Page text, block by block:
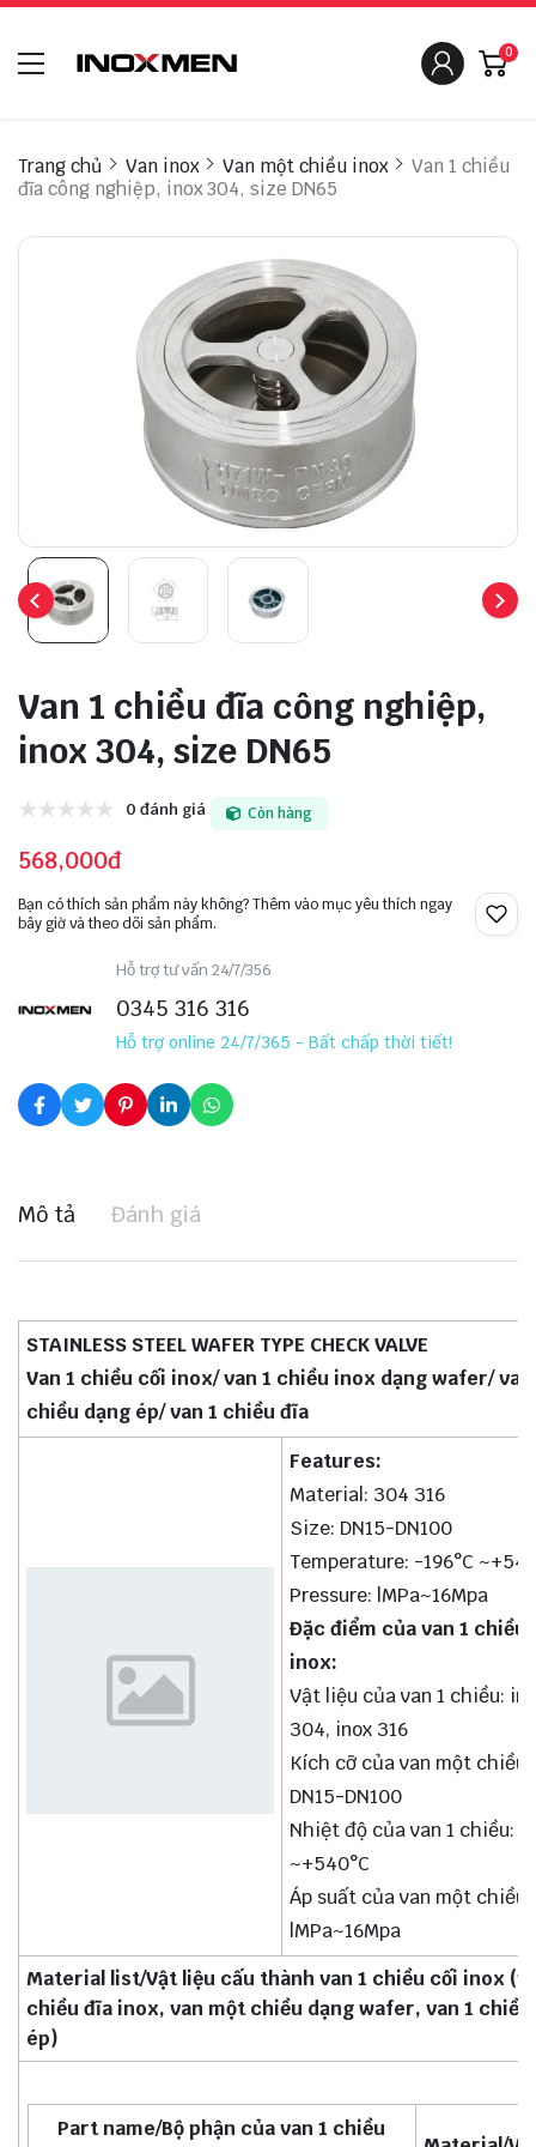
0
Trang chủ Van inox Van một chiều inox
Van 1 chiều
đĩa công nghiệp, inox 304, size DN65
Van 1 chiều đĩa công nghiệp,
inox 304, size DN65
0 đánh giá Còn hàng
568,000đ
Bạn có thích sản phẩm này không? Thêm vào mục yêu thích ngay
bây giờ và theo dõi sản phẩm.
Hỗ trợ tư vấn 24/7/356
0345 316 316
Hỗ trợ online 24/7/365 - Bất chấp thời tiết!
Mô tả Đánh giá
STAINLESS STEEL WAFER TYPE CHECK VALVE
Van 1 chiều cối inox/ van 1 chiều inox dạng wafer/ van
chiều dạng ép/ van 1 chiều đĩa
Features:
Material: 304 316
Size: DN15-DN100
Temperature: -196°C
Pressure: lMPa~16Mpa
Đặc điểm của van 1 chiều
inox:
Vật liệu của van 1 chiều:
304, inox 316
Kích cỡ của van một chiều:
DN15-DN100
Nhiệt độ của van 1 chiều: -
~+540°C
Áp suất của van một chiều:
lMPa~16Mpa
Material list/Vật liệu cấu thành van 1 chiều cối inox
chiều đĩa inox, van một chiều dạng wafer, van 1 chiều
ép)
Part name/Bộ phận của van 1 chiều